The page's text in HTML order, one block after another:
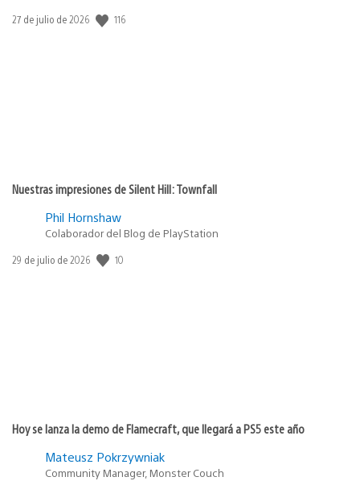
Fecha
27 de julio de 2026 116
Nuestras impresiones de Silent Hill: Townfall
Phil Hornshaw
Colaborador del Blog de PlayStation
Fecha
29 de julio de 2026 10
Hoy se lanza la demo de Flamecraft, que llegará a PS5 este año
Mateusz Pokrzywniak
Community Manager, Monster Couch